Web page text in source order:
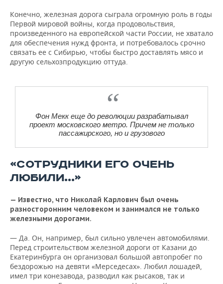
Конечно, железная дорога сыграла огромную роль в годы
Первой мировой войны, когда продовольствия,
произведенного на европейской части России, не хватало
для обеспечения нужд фронта, и потребовалось срочно
связать ее с Сибирью, чтобы быстро доставлять мясо и
другую сельхозпродукцию оттуда.
Фон Мекк еще до революции разрабатывал
проект московского метро. Причем не только
пассажирского, но и грузового
«СОТРУДНИКИ ЕГО ОЧЕНЬ
ЛЮБИЛИ...»
— Известно, что Николай Карлович был очень
разносторонним человеком и занимался не только
железными дорогами.
— Да. Он, например, был сильно увлечен автомобилями.
Перед строительством железной дороги от Казани до
Екатеринбурга он организовал большой автопробег по
бездорожью на девяти «Мерседесах». Любил лошадей,
имел три конезавода, разводил как рысаков, так и